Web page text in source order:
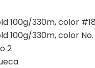
100g/330m, color
100g/330m, color
2